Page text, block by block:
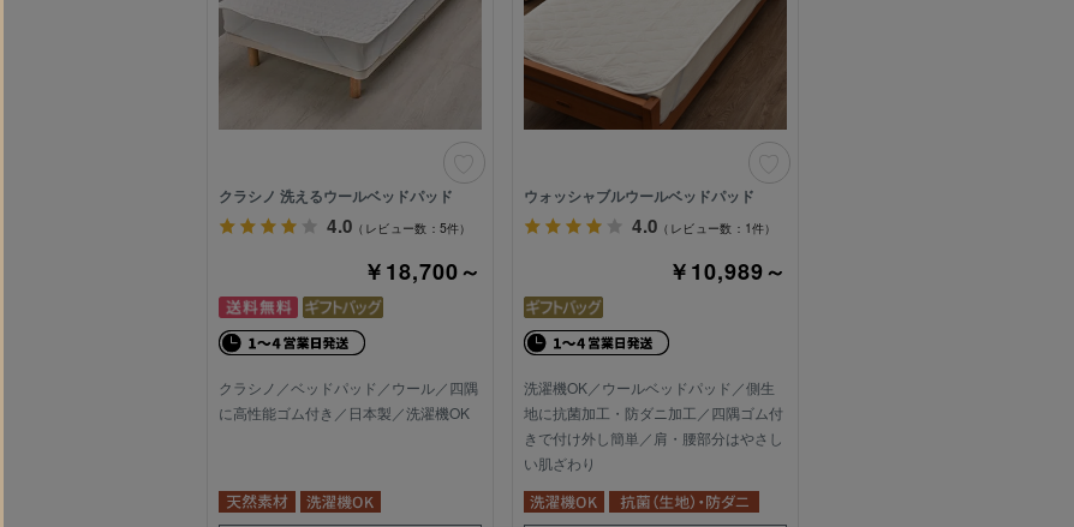
クラシノ 洗えるウールベッドパッド
4.0 （レビュー数：5件）
￥18,700～
クラシノ／ベッドパッド／ウール／四隅
に高性能ゴム付き／日本製／洗濯機OK
ウォッシャブルウールベッドパッド
4.0（レビュー数：1件）
￥10,989～
洗濯機OK／ウールベッドパッド／側生
地に抗菌加工・防ダニ加工／四隅ゴム付
きで付け外し簡単／肩・腰部分はやさし
い肌ざわり